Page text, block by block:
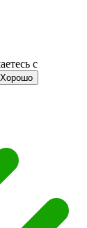
c
Хорошо